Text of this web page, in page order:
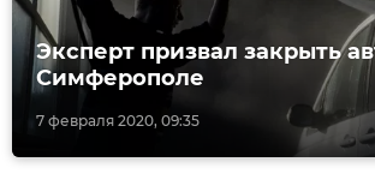
7 февраля 2020, 09:35
Эксперт призвал закрыть
Симферополе